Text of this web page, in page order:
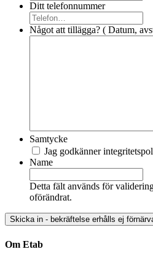
Ditt telefonnummer
Något att tillägga? ( Datum,
Samtycke
Jag godkänner
Name
Detta fält används för
oförändrat.
Om Etab